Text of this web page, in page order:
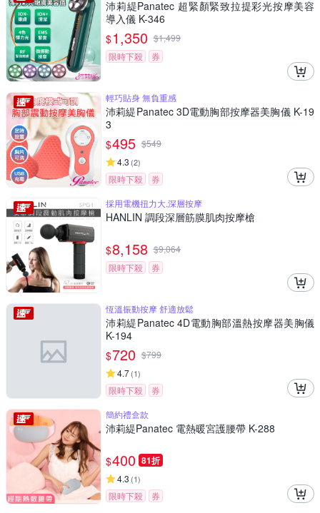
沛莉緹Panatec 超緊顏緊致拉提彩光按摩美容
導入儀 K-346
$1,350 $1,499
限時下殺
券
輕巧貼身 無負重感
沛莉緹Panatec 3D電動胸部按摩器美胸儀 K-19
3
$495 $549
4.3 (2)
限時下殺
券
採用電機扭力大,深層按摩
HANLIN 調段深層筋膜肌肉按摩槍
$8,158 $9,064
限時下殺
券
恆溫振動按摩 舒適放鬆
沛莉緹Panatec 4D電動胸部溫熱按摩器美胸儀
K-194
$720 $799
4.7(1)
限時下殺
券
簡約禮盒款
沛莉緹Panatec 電熱暖宮護腰帶 K-288
$400 81折
4.3 (1)
限時下殺
券